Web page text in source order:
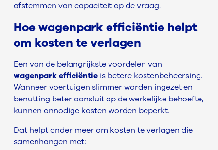
afstemmen van capaciteit op de vraag.
Hoe wagenpark efficiëntie helpt
om kosten te verlagen
Een van de belangrijkste voordelen van
wagenpark efficiëntie is betere kostenbeheersing.
Wanneer voertuigen slimmer worden ingezet en
benutting beter aansluit op de werkelijke behoefte,
kunnen onnodige kosten worden beperkt.
Dat helpt onder meer om kosten te verlagen die
samenhangen met: